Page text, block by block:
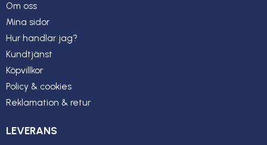
Om oss
Mina sidor
Hur handlar jag?
Kundtjänst
Köpvillkor
Policy & cookies
Reklamation & retur
LEVERANS